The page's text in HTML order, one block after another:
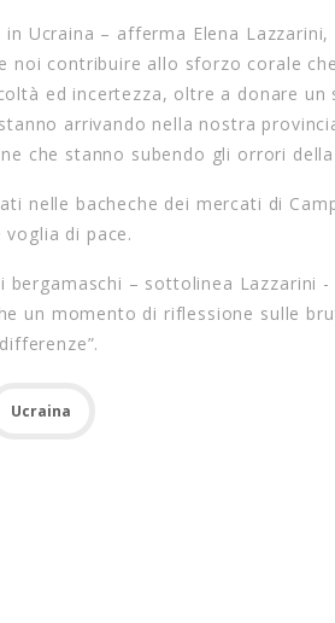
Ucraina – afferma Elena Lazzarini,
noi contribuire allo sforzo corale
ed incertezza, oltre a donare un
arrivando nella nostra
che stanno subendo gli orrori della
nelle bacheche dei mercati di
di pace.
– sottolinea Lazzarini
un momento di riflessione sulle
Ucraina